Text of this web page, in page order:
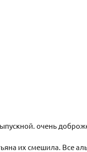
очень
их смешила. Все